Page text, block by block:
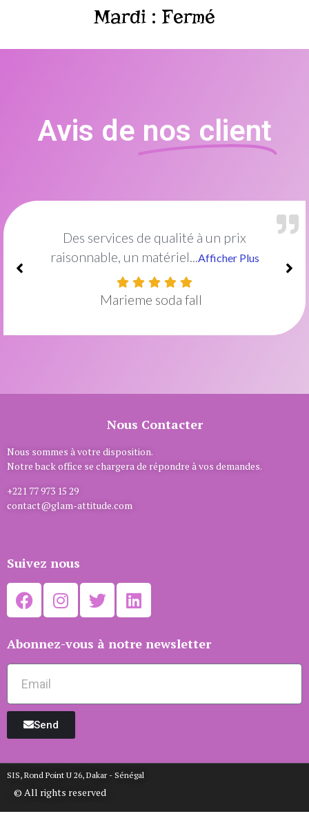
Mardi : Fermé
Avis de nos client
Excellent institut de beauté !Le cadre est
idéal et décoré...Afficher Plus
Amish Mayel
Nous Contacter
Nous sommes à votre disposition.
Notre back office se chargera de répondre à vos demandes.
+221 77 973 15 29
contact@glam-attitude.com
Suivez nous
Abonnez-vous à notre newsletter
Send
SIS, Rond Point U 26, Dakar - Sénégal
© All rights reserved